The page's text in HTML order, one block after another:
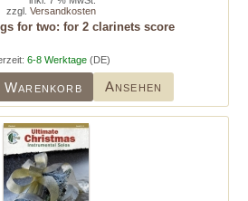
for two: for 2 clarinets score
6-8 Werktage (DE)
Warenkorb Ansehen
zzgl. Versandkosten